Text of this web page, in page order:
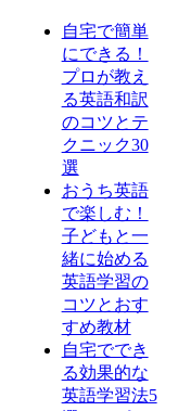
自宅で簡単
にできる！
プロが教え
る英語和訳
のコツとテ
クニック30
選
おうち英語
で楽しむ！
子どもと一
緒に始める
英語学習の
コツとおす
すめ教材
自宅ででき
る効果的な
英語学習法5